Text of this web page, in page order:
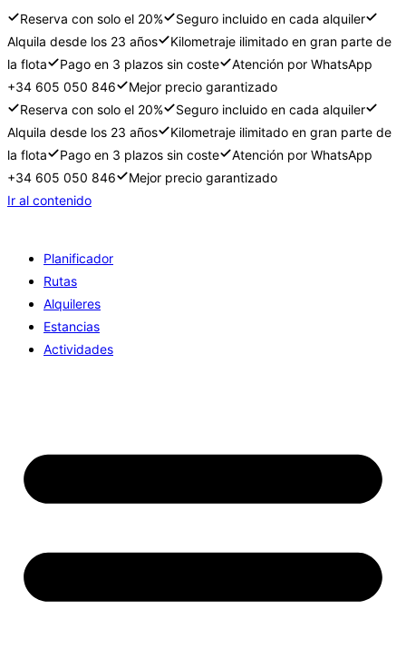
Reserva con solo el 20%
Seguro incluido en cada alquiler
Alquila desde los 23 años
Kilometraje ilimitado en gran parte de
la flota
Pago en 3 plazos sin coste
Atención por WhatsApp
+34 605 050 846
Mejor precio garantizado
Reserva con solo el 20%
Seguro incluido en cada alquiler
Alquila desde los 23 años
Kilometraje ilimitado en gran parte de
la flota
Pago en 3 plazos sin coste
Atención por WhatsApp
+34 605 050 846
Mejor precio garantizado
Ir al contenido
Planificador
Rutas
Alquileres
Estancias
Actividades